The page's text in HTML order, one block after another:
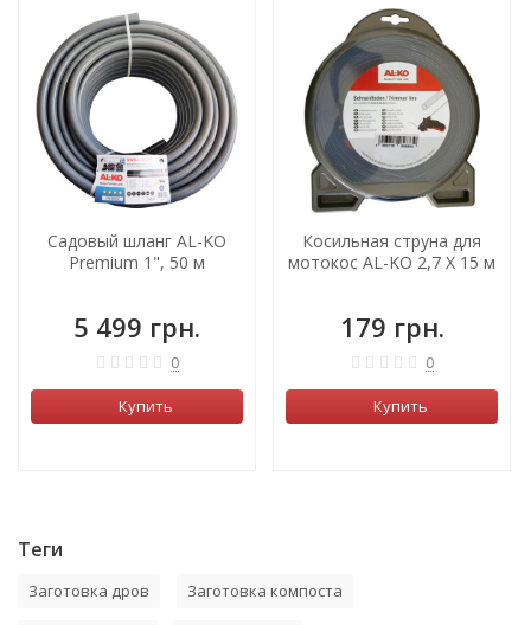
Садовый шланг AL-KO
Premium 1", 50 м
5 499 грн.
0
Купить
Косильная струна для
мотокос AL-KO 2,7 X 15 м
179 грн.
0
Купить
Теги
Заготовка дров Заготовка компоста